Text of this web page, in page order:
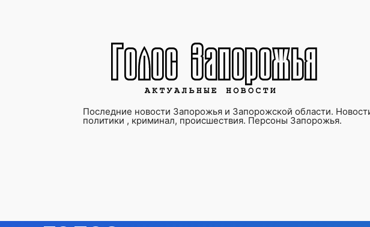
Последние новости Запорожья и Запорожской области.
политики , криминал, происшествия. Персоны Запорожья.